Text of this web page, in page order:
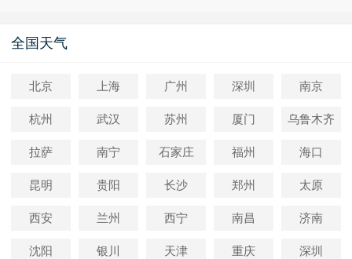
全国天气
北京 上海 广州 深圳 南京
杭州 武汉 苏州 厦门 乌鲁木齐
拉萨 南宁 石家庄 福州 海口
昆明 贵阳 长沙 郑州 太原
西安 兰州 西宁 南昌 济南
沈阳 银川 天津 重庆 深圳